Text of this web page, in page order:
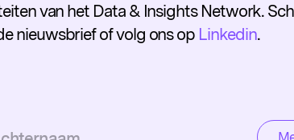
van het Data & Insights Network.
nieuwsbrief of volg ons op Linkedin.